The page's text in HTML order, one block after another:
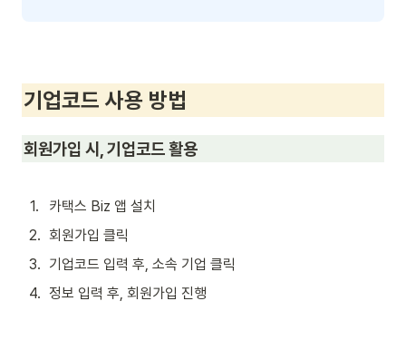
기업코드 사용 방법
회원가입 시, 기업코드 활용
1.
카택스 Biz 앱 설치
2. 회원가입 클릭
3. 기업코드 입력 후, 소속 기업 클릭
4. 정보 입력 후, 회원가입 진행